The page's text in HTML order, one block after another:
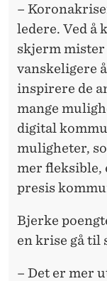
–
ledere. Ved å
skjerm
vanskeligere
inspirere de
mange
digital
muligheter,
mer fleksible,
presis
Bjerke
en krise gå til
– Det er mer